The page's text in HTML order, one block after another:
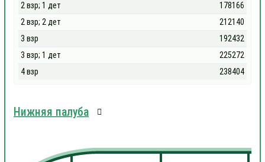
2 взр; 1 дет
178166
2 взр; 2 дет
212140
3 взр
192432
3 взр; 1 дет
225272
4 взр
238404
Нижняя палуба